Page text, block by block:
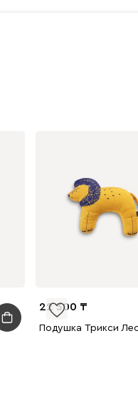
22 300
Подушка Трикси